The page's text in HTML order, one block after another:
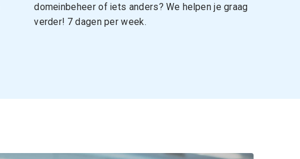
domeinbeheer of iets anders? We helpen je graag
verder! 7 dagen per week.